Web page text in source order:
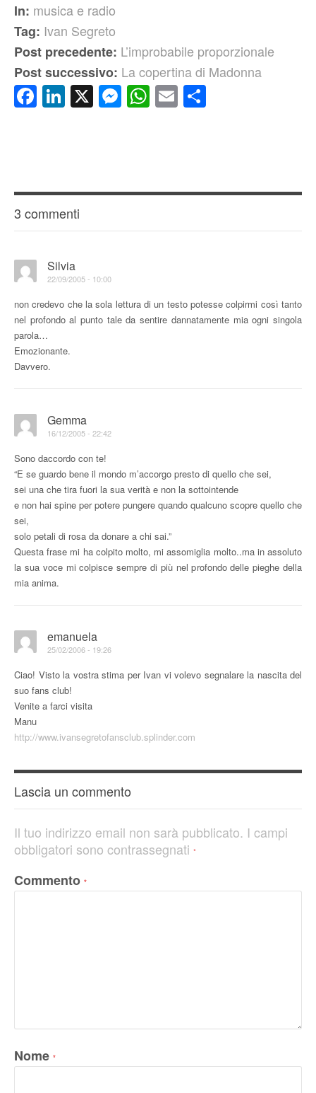
In: musica e radio
Tag: Ivan Segreto
Post precedente: L’improbabile proporzionale
Post successivo: La copertina di Madonna
Facebook
LinkedIn
X Messenger
WhatsApp
Email
3 commenti
Silvia
22/09/2005 - 10:00
non credevo che la sola lettura di un testo potesse colpirmi così tanto
nel profondo al punto tale da sentire dannatamente mia ogni singola
parola…
Emozionante.
Davvero.
Gemma
16/12/2005 - 22:42
Sono daccordo con te!
“E se guardo bene il mondo m’accorgo presto di quello che sei,
sei una che tira fuori la sua verità e non la sottointende
e non hai spine per potere pungere quando qualcuno scopre quello che
sei,
solo petali di rosa da donare a chi sai.”
Questa frase mi ha colpito molto, mi assomiglia molto..ma in assoluto
la sua voce mi colpisce sempre di più nel profondo delle pieghe della
mia anima.
emanuela
25/02/2006 - 19:26
Ciao! Visto la vostra stima per Ivan vi volevo segnalare la nascita del
suo fans club!
Venite a farci visita
Manu
http://www.ivansegretofansclub.splinder.com
Lascia un commento
Il tuo indirizzo email non sarà pubblicato. I campi
obbligatori sono contrassegnati *
Commento *
Nome *